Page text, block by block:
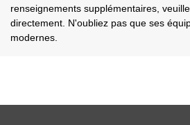
renseignements supplémentaires,
directement. N'oubliez pas que ses
modernes.